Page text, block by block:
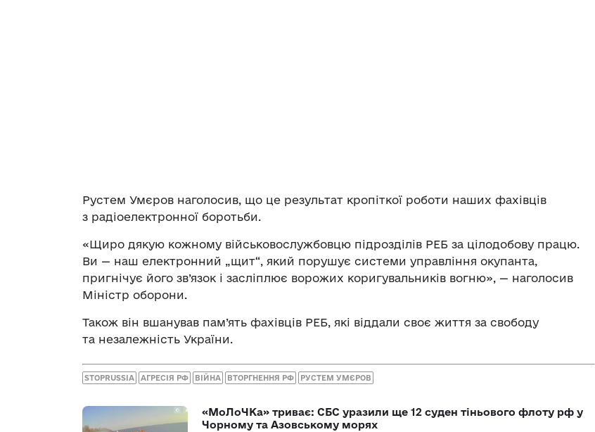
Рустем Умєров наголосив, що це результат кропіткої роботи наших фахівців
з радіоелектронної боротьби.
«Щиро дякую кожному військовослужбовцю підрозділів РЕБ за цілодобову працю.
Ви — наш електронний „щит“, який порушує системи управління окупанта,
пригнічує його зв’язок і засліплює ворожих коригувальників вогню», — наголосив
Міністр оборони.
Також він вшанував пам’ять фахівців РЕБ, які віддали своє життя за свободу
та незалежність України.
STOPRUSSIA АГРЕСІЯ РФ ВІЙНА ВТОРГНЕННЯ РФ РУСТЕМ УМЄРОВ
«МоЛоЧКа» триває: СБС уразили ще 12 суден тіньового флоту рф у
Чорному та Азовському морях